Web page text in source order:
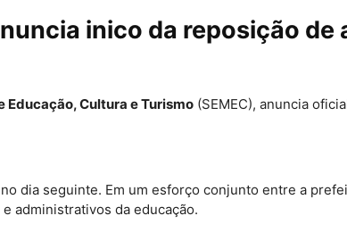
inico da reposição de
Educação, Cultura e Turismo (SEMEC), anuncia
dia seguinte. Em um esforço conjunto entre a
administrativos da educação.